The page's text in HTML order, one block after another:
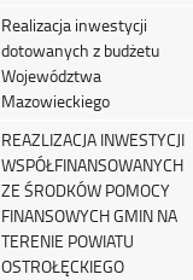
Realizacja inwestycji
dotowanych z budżetu
Województwa
Mazowieckiego
REAZLIZACJA INWESTYCJI
WSPÓŁFINANSOWANYCH
ZE ŚRODKÓW POMOCY
FINANSOWYCH GMIN NA
TERENIE POWIATU
OSTROŁĘCKIEGO